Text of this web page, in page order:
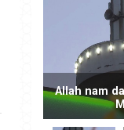
Allah nam